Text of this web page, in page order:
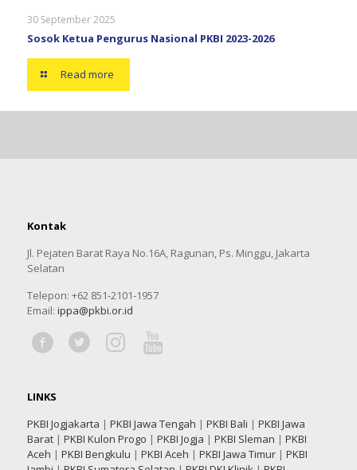
30 September 2025
Sosok Ketua Pengurus Nasional PKBI 2023-2026
Read more
Kontak
Jl. Pejaten Barat Raya No.16A, Ragunan, Ps. Minggu, Jakarta
Selatan
Telepon: +62 851-2101-1957
Email: ippa@pkbi.or.id
LINKS
PKBI Jogjakarta | PKBI Jawa Tengah | PKBI Bali | PKBI Jawa
Barat| PKBI Kulon Progo | PKBI Jogja | PKBI Sleman | PKBI
Aceh | PKBI Bengkulu | PKBI Aceh | PKBI Jawa Timur| PKBI